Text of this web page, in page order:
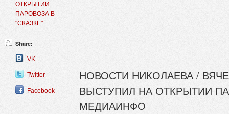
ОТКРЫТИИ
ПАРОВОЗА В
"СКАЗКЕ"
Share:
VK
Twitter
Facebook
НОВОСТИ НИКОЛАЕВА /
ВЫСТУПИЛ НА ОТКРЫТИИ
МЕДИАИНФО